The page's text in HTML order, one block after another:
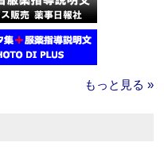
もっと見る »